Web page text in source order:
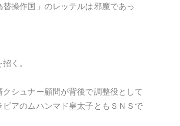
操作国」のレッテルは邪魔であっ
く。
シュナー顧問が背後で調整役として
アのムハンマド皇太子ともＳＮＳで